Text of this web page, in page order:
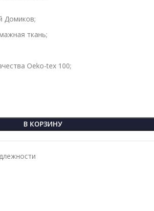
Домиков;
ткань;
Oeko-tex 100;
В КОРЗИНУ